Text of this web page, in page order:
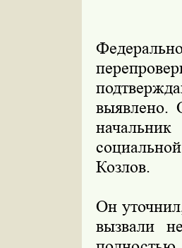
выявлено.
Козлов.
Он
вызвали